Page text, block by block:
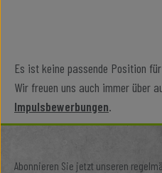
Es ist keine passende Position
Wir freuen uns auch immer über
Impulsbewerbungen.
Abonnieren Sie jetzt unseren